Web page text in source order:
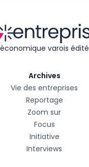
varois édité
Archives
Vie des entreprises
Reportage
Zoom sur
Focus
Initiative
Interviews